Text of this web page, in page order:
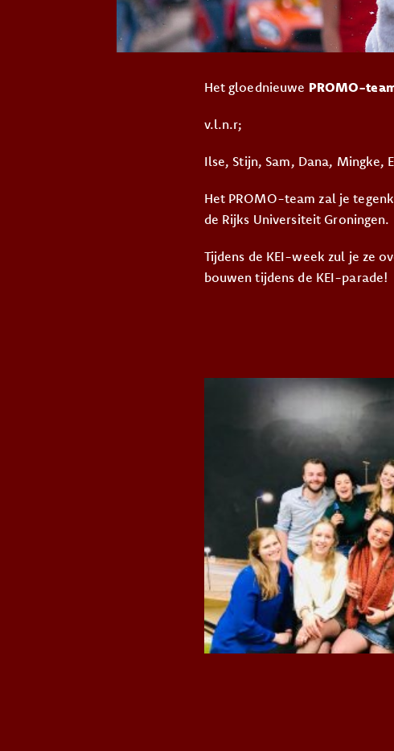
Het gloednieuwe PROMO-
v.l.n.r;
Ilse, Stijn, Sam, Dana, Mingke,
Het PROMO-team zal je
de Rijks Universiteit Groningen.
Tijdens de KEI-week zul je ze
bouwen tijdens de KEI-parade!